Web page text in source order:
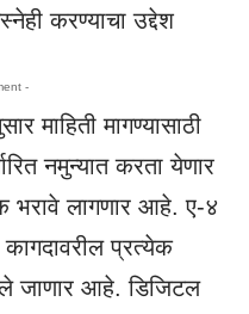
करण्याचा उद्देश
-
माहिती मागण्यासाठी
नमुन्यात करता येणार
लागणार आहे. ए-४
कागदावरील प्रत्येक
जाणार आहे. डिजिटल